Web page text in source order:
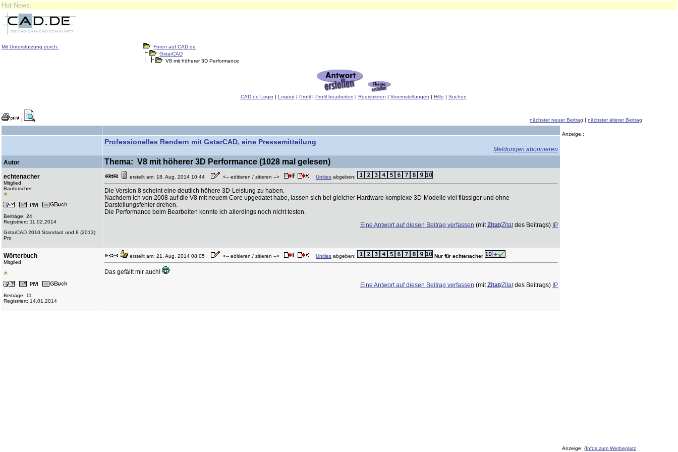
Hot News:
Mit Unterstützung durch:
Foren auf CAD.de
GstarCAD
V8 mit höherer 3D Performance
CAD.de Login | Logout| Profil| Profil bearbeiten | Registrieren | Voreinstellungen | Hilfe | Suchen
| nächster neuer Beitrag | nächster älterer Beitrag
Professionelles Rendern mit GstarCAD, eine Pressemitteilung
Meldungen abonnieren
Autor
Thema: V8 mit höherer 3D Performance (1028 mal gelesen)
echtenacher
Mitglied
Bauforscher
Beiträge: 24
Registriert: 11.02.2014
GstarCAD 2010 Standard und 8 (2013)
Pro
erstellt am: 18. Aug. 2014 10:44 <-- editieren / zitieren --> Unities abgeben:
Die Version 8 scheint eine deutlich höhere 3D-Leistung zu haben.
Nachdem ich von 2008 auf die V8 mit neuem Core upgedatet habe, lassen sich bei gleicher Hardware komplexe 3D-Modelle viel flüssiger und ohne
Darstellungsfehler drehen.
Die Performance beim Bearbeiten konnte ich allerdings noch nicht testen.
Eine Antwort auf diesen Beitrag verfassen (mitZitat/Zitatdes Beitrags) IP
Wörterbuch
Mitglied
Beiträge: 11
Registriert: 14.01.2014
erstellt am: 21. Aug. 2014 08:05 <-- editieren / zitieren --> Unities abgeben: Nur für echtenacher
Das gefällt mir auch!
Eine Antwort auf diesen Beitrag verfassen (mitZitat/Zitatdes Beitrags) IP
Anzeige.:
Anzeige: (Infos zum Werbeplatz